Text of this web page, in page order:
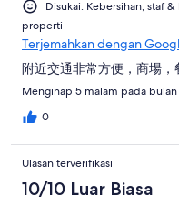
Disukai: Kebersihan, staf
properti
Terjemahkan dengan
附近交通非常方便，商場，
Menginap 5 malam pada
0
Ulasan terverifikasi
10/10 Luar Biasa